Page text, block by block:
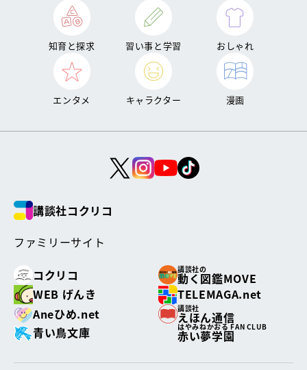
知育と探求 習い事と学習 おしゃれ
エンタメ キャラクター 漫画
講談社コクリコ
ファミリーサイト
コクリコ
講談社の
動く図鑑MOVE
WEB げんき
TELEMAGA.net
Aneひめ.net
講談社
えほん通信
青い鳥文庫
はやみねかおる FAN CLUB
赤い夢学園